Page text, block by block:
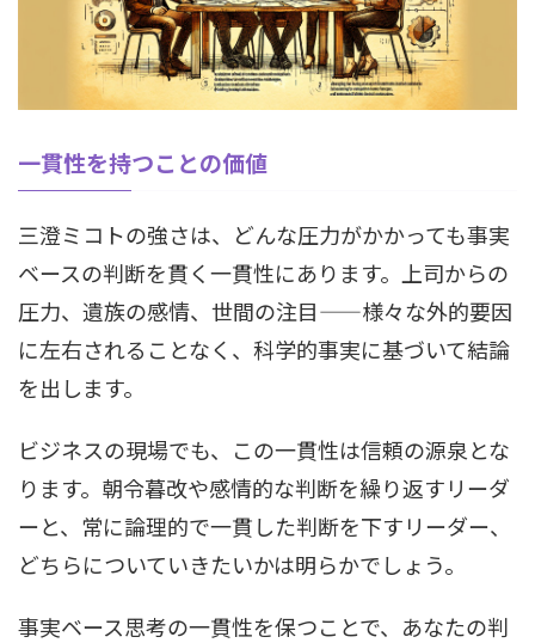
一貫性を持つことの価値
三澄ミコトの強さは、どんな圧力がかかっても事実
ベースの判断を貫く一貫性にあります。上司からの
圧力、遺族の感情、世間の注目——様々な外的要因
に左右されることなく、科学的事実に基づいて結論
を出します。
ビジネスの現場でも、この一貫性は信頼の源泉とな
ります。朝令暮改や感情的な判断を繰り返すリーダ
ーと、常に論理的で一貫した判断を下すリーダー、
どちらについていきたいかは明らかでしょう。
事実ベース思考の一貫性を保つことで、あなたの判